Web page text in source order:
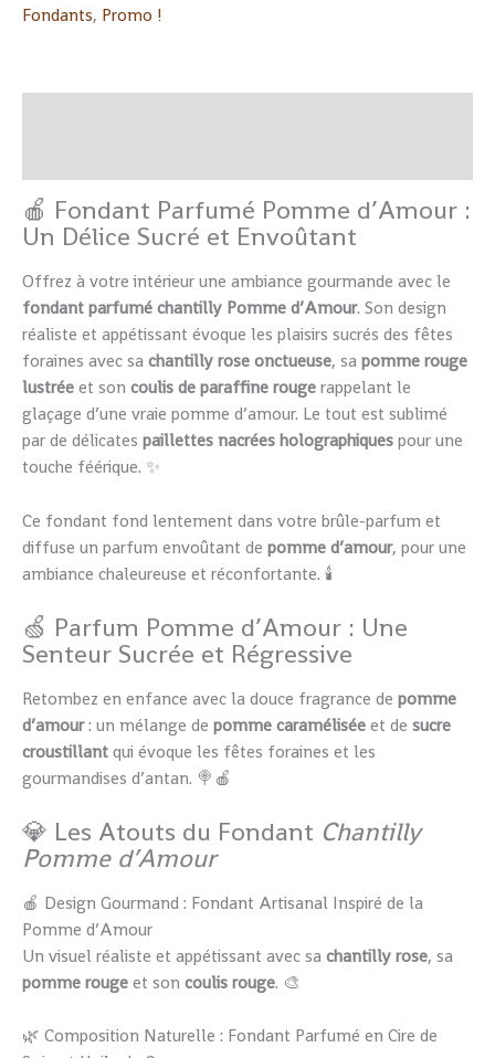
Fondants, Promo !
🍎 Fondant Parfumé Pomme d’Amour :
Un Délice Sucré et Envoûtant
Offrez à votre intérieur une ambiance gourmande avec le
fondant parfumé chantilly Pomme d’Amour. Son design
réaliste et appétissant évoque les plaisirs sucrés des fêtes
foraines avec sa chantilly rose onctueuse, sa pomme rouge
lustrée et son coulis de paraffine rouge rappelant le
glaçage d’une vraie pomme d’amour. Le tout est sublimé
par de délicates paillettes nacrées holographiques pour une
touche féérique. ✨
Ce fondant fond lentement dans votre brûle-parfum et
diffuse un parfum envoûtant de pomme d’amour, pour une
ambiance chaleureuse et réconfortante. 🕯️
🍏 Parfum Pomme d’Amour : Une
Senteur Sucrée et Régressive
Retombez en enfance avec la douce fragrance de pomme
d’amour: un mélange de pomme caramélisée et de sucre
croustillant qui évoque les fêtes foraines et les
gourmandises d’antan. 🍭🍎
💎 Les Atouts du Fondant Chantilly
Pomme d’Amour
🍎 Design Gourmand : Fondant Artisanal Inspiré de la
Pomme d’Amour
Un visuel réaliste et appétissant avec sa chantilly rose, sa
pomme rouge et son coulis rouge. 🎨
🌿 Composition Naturelle : Fondant Parfumé en Cire de